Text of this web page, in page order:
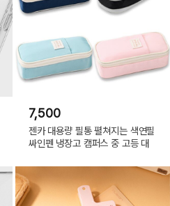
7,500
젠카 대용량 필통 펼쳐지는 색연필
싸인펜 냉장고 캠퍼스 중 고등 대